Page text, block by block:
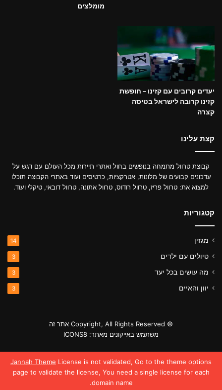
Jannah Theme License is not validated, Go to the theme options
page to validate the license, You need a single license for each
domain name.
מומלצים
יעדים קרובים עם קזינו – חופשת
קזינו קרובה לישראל בטיסה
קצרה
קצת עלינו
קבוצת טרוול מתמחה בנופשים בחול ואתרי תיירות מכל העולם עם דגש על
עדכונים קבועים של מלונות, אטרקציות, כרטיסים ועוד באתרי הקבוצה תוכלו
למצוא את: טרוול פריז, טרוול רודוס, טרוול אתונה, טרוול דובאי, טיקלי ועוד.
קטגוריות
מגזין 14
טיולים עם ילדים 3
מה עושים בכל יעד 3
יוון והאיים 3
© Copyright, All Rights Reserved אתר זה
משתמש באייקונים מאתר: ICONS8
פרטיות תקנון האתר